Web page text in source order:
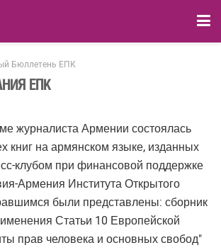
Бюллетень ЕПК
ЕПК
журналиста Армении состоялась
книг на армянском языке, изданных
клубом при финансовой поддержке
Армения Института Открытого
были представлены: сборник
Статьи 10 Европейской
прав человека и основных свобод"